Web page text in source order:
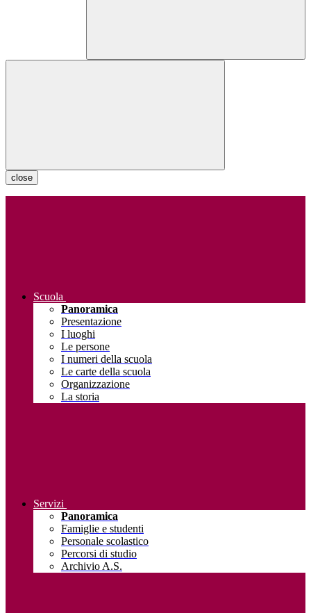
close
Scuola
Panoramica
Presentazione
I luoghi
Le persone
I numeri della scuola
Le carte della scuola
Organizzazione
La storia
Servizi
Panoramica
Famiglie e studenti
Personale scolastico
Percorsi di studio
Archivio A.S.